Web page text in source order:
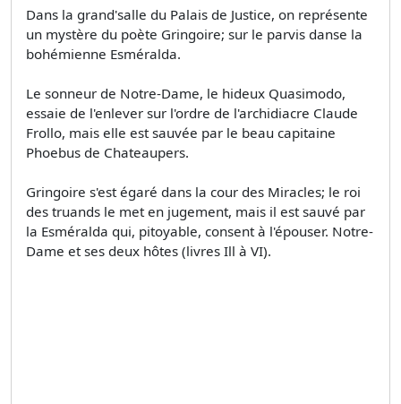
Dans la grand'salle du Palais de Justice, on représente
un mystère du poète Gringoire; sur le parvis danse la
bohémienne Esméralda.
Le sonneur de Notre-Dame, le hideux Quasimodo,
essaie de l'enlever sur l'ordre de l'archidiacre Claude
Frollo, mais elle est sauvée par le beau capitaine
Phoebus de Chateaupers.
Gringoire s'est égaré dans la cour des Miracles; le roi
des truands le met en jugement, mais il est sauvé par
la Esméralda qui, pitoyable, consent à l'épouser. Notre-
Dame et ses deux hôtes (livres Ill à VI).